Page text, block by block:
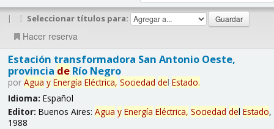
| | Seleccionar títulos para:
Hacer reserva
Estación transformadora San Antonio Oeste,
provincia deRío Negro
por Agua y Energía Eléctrica, Sociedad del Estado.
Idioma: Español
Editor: Buenos Aires: Agua y Energía Eléctrica, Sociedad del Estado,
1988